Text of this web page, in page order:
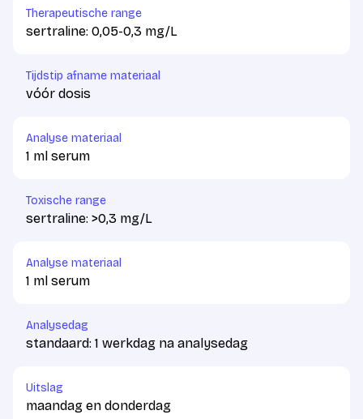
Therapeutische range
sertraline: 0,05-0,3 mg/L
Tijdstip afname materiaal
vóór dosis
Analyse materiaal
1 ml serum
Toxische range
sertraline: >0,3 mg/L
Analyse materiaal
1 ml serum
Analysedag
standaard: 1 werkdag na analysedag
Uitslag
maandag en donderdag